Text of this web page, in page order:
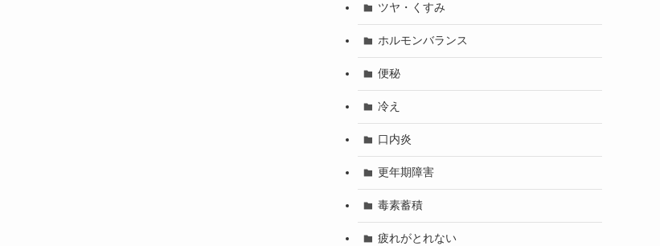
ツヤ・くすみ
ホルモンバランス
便秘
冷え
口内炎
更年期障害
毒素蓄積
疲れがとれない